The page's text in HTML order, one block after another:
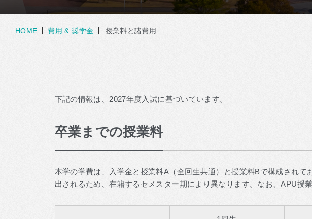
HOME 費用 & 奨学金 授業料と諸費用
下記の情報は、2027年度入試に基づいています。
卒業までの授業料
本学の学費は、入学金と授業料A（全回生共通）と授業料Bで構成され
出されるため、在籍するセメスター期により異なります。なお、APU授